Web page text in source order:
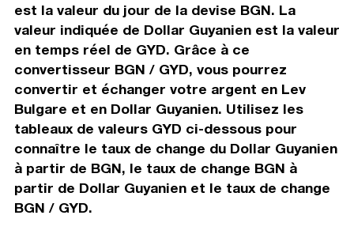
est la valeur du jour de la devise BGN. La
valeur indiquée de Dollar Guyanien est la valeur
en temps réel de GYD. Grâce à ce
convertisseur BGN / GYD, vous pourrez
convertir et échanger votre argent en Lev
Bulgare et en Dollar Guyanien. Utilisez les
tableaux de valeurs GYD ci-dessous pour
connaître le taux de change du Dollar Guyanien
à partir de BGN, le taux de change BGN à
partir de Dollar Guyanien et le taux de change
BGN / GYD.